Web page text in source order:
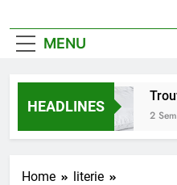
MENU
HEADLINES
Trouvez
2
Home
literie